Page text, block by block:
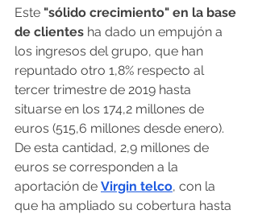
Este "sólido crecimiento" en la base
de clientes ha dado un empujón a
los ingresos del grupo, que han
repuntado otro 1,8% respecto al
tercer trimestre de 2019 hasta
situarse en los 174,2 millones de
euros (515,6 millones desde enero).
De esta cantidad, 2,9 millones de
euros se corresponden a la
aportación de Virgin telco, con la
que ha ampliado su cobertura hasta